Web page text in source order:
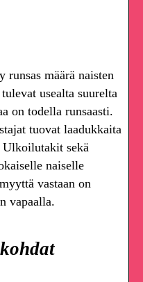
runsas määrä naisten
usealta suurelta
on todella runsaasti.
tuovat laadukkaita
sekä
naiselle
vastaan on
vapaalla.